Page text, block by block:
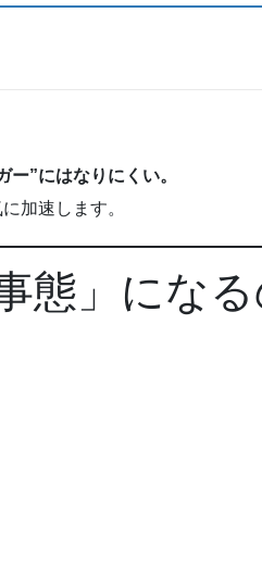
”にはなりにくい。
加速します。
態」になる